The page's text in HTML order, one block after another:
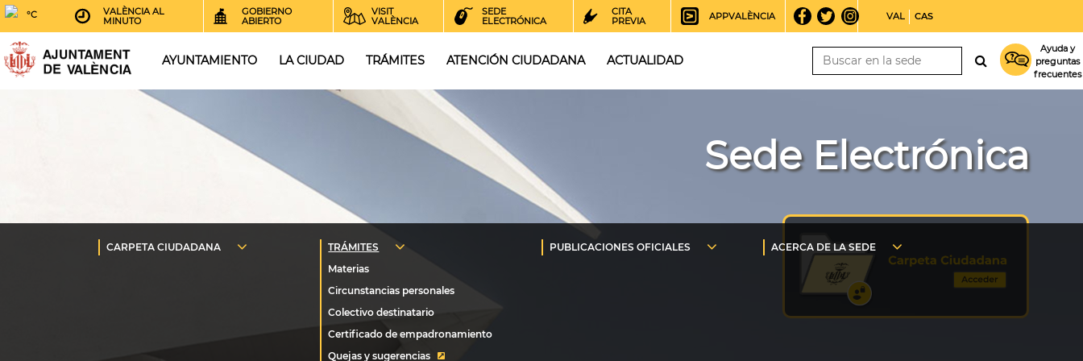
°C
VALÈNCIA AL
MINUTO
GOBIERNO
ABIERTO
VISIT
VALÈNCIA
SEDE
ELECTRÓNICA
CITA
PREVIA
APPVALÈNCIA VAL CAS
AYUNTAMIENTO LA CIUDAD TRÁMITES ATENCIÓN CIUDADANA ACTUALIDAD
Ayuda y
preguntas
frecuentes
Sede Electrónica
Quejas y sugerencias